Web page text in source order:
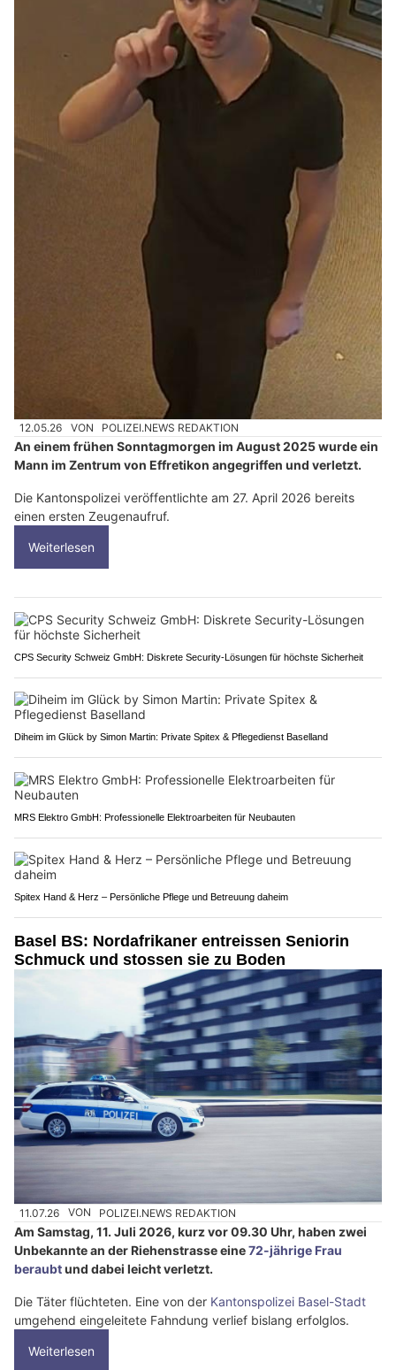
12.05.26 VON POLIZEI.NEWS REDAKTION
An einem frühen Sonntagmorgen im August 2025 wurde ein
Mann im Zentrum von Effretikon angegriffen und verletzt.
Die Kantonspolizei veröffentlichte am 27. April 2026 bereits
einen ersten Zeugenaufruf.
Weiterlesen
CPS Security Schweiz GmbH: Diskrete Security-Lösungen für höchste Sicherheit
Diheim im Glück by Simon Martin: Private Spitex & Pflegedienst Baselland
MRS Elektro GmbH: Professionelle Elektroarbeiten für Neubauten
Spitex Hand & Herz – Persönliche Pflege und Betreuung daheim
Basel BS: Nordafrikaner entreissen Seniorin
Schmuck und stossen sie zu Boden
11.07.26 VON POLIZEI.NEWS REDAKTION
Am Samstag, 11. Juli 2026, kurz vor 09.30 Uhr, haben zwei
Unbekannte an der Riehenstrasse eine72-jährige Frau
beraubtund dabei leicht verletzt.
Die Täter flüchteten. Eine von der Kantonspolizei Basel-Stadt
umgehend eingeleitete Fahndung verlief bislang erfolglos.
Weiterlesen